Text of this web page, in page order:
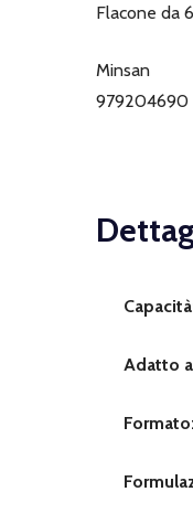
Flacone da
Minsan
979204690
Adatto
Formato: